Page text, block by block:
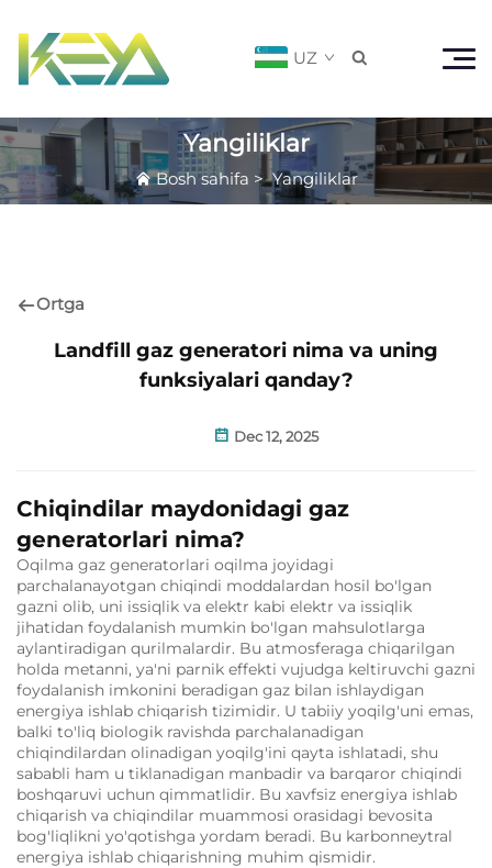
UZ 
Yangiliklar
Bosh sahifa >Yangiliklar
Ortga
Landfill gaz generatori nima va uning
funksiyalari qanday?
Dec 12, 2025
Chiqindilar maydonidagi gaz
generatorlari nima?
Oqilma gaz generatorlari oqilma joyidagi
parchalanayotgan chiqindi moddalardan hosil bo'lgan
gazni olib, uni issiqlik va elektr kabi elektr va issiqlik
jihatidan foydalanish mumkin bo'lgan mahsulotlarga
aylantiradigan qurilmalardir. Bu atmosferaga chiqarilgan
holda metanni, ya'ni parnik effekti vujudga keltiruvchi gazni
foydalanish imkonini beradigan gaz bilan ishlaydigan
energiya ishlab chiqarish tizimidir. U tabiiy yoqilg'uni emas,
balki to'liq biologik ravishda parchalanadigan
chiqindilardan olinadigan yoqilg'ini qayta ishlatadi, shu
sababli ham u tiklanadigan manbadir va barqaror chiqindi
boshqaruvi uchun qimmatlidir. Bu xavfsiz energiya ishlab
chiqarish va chiqindilar muammosi orasidagi bevosita
bog'liqlikni yo'qotishga yordam beradi. Bu karbonneytral
energiya ishlab chiqarishning muhim qismidir.